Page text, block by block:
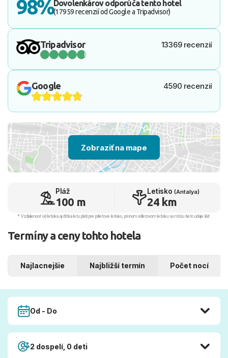
98%Dovolenkárov odporúča tento hotel
(17959 recenzií od Google a Tripadvisor)
Tripadvisor 13369 recenzií
Google 4590 recenzií
Zobraziť na mape
Pláž
100 m
Letisko (Antalya)
24 km
* Vzdialenosť od letiska aj dľžka letu platí pre príletové letisko, pri inom odletovom letisku sa môžu tieto údaje líšiť.
Termíny a ceny tohto hotela
Najlacnejšie Najbližší termín Počet nocí
Od - Do
2 dospelí, 0 deti